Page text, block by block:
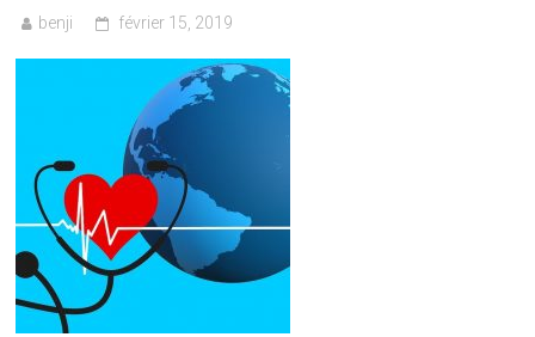
benji février 15, 2019